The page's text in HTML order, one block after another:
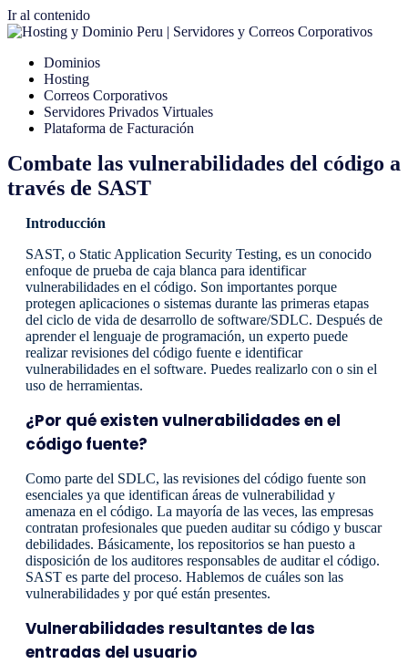
Ir al contenido
Dominios
Hosting
Correos Corporativos
Servidores Privados Virtuales
Plataforma de Facturación
Combate las vulnerabilidades del código a
través de SAST
Introducción
SAST, o Static Application Security Testing, es un conocido
enfoque de prueba de caja blanca para identificar
vulnerabilidades en el código. Son importantes porque
protegen aplicaciones o sistemas durante las primeras etapas
del ciclo de vida de desarrollo de software/SDLC. Después de
aprender el lenguaje de programación, un experto puede
realizar revisiones del código fuente e identificar
vulnerabilidades en el software. Puedes realizarlo con o sin el
uso de herramientas.
¿Por qué existen vulnerabilidades en el
código fuente?
Como parte del SDLC, las revisiones del código fuente son
esenciales ya que identifican áreas de vulnerabilidad y
amenaza en el código. La mayoría de las veces, las empresas
contratan profesionales que pueden auditar su código y buscar
debilidades. Básicamente, los repositorios se han puesto a
disposición de los auditores responsables de auditar el código.
SAST es parte del proceso. Hablemos de cuáles son las
vulnerabilidades y por qué están presentes.
Vulnerabilidades resultantes de las
entradas del usuario